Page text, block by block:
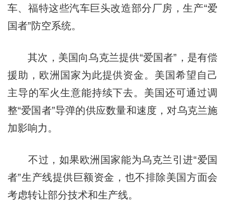
车、福特这些汽车巨头改造部分厂房，生产“爱
国者”防空系统。
其次，美国向乌克兰提供“爱国者”，是有偿
援助，欧洲国家为此提供资金。美国希望自己
主导的军火生意能持续下去。美国还可通过调
整“爱国者”导弹的供应数量和速度，对乌克兰施
加影响力。
不过，如果欧洲国家能为乌克兰引进“爱国
者”生产线提供巨额资金，也不排除美国方面会
考虑转让部分技术和生产线。